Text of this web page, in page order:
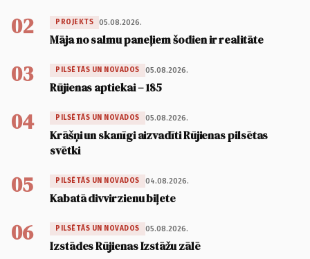
02 PROJEKTS 05.08.2026.
Māja no salmu paneļiem šodien ir realitāte
03 PILSĒTĀS UN NOVADOS 05.08.2026.
Rūjienas aptiekai – 185
04 PILSĒTĀS UN NOVADOS 05.08.2026.
Krāšņi un skanīgi aizvadīti Rūjienas pilsētas
svētki
05 PILSĒTĀS UN NOVADOS 04.08.2026.
Kabatā divvirzienu biļete
06 PILSĒTĀS UN NOVADOS 05.08.2026.
Izstādes Rūjienas Izstāžu zālē